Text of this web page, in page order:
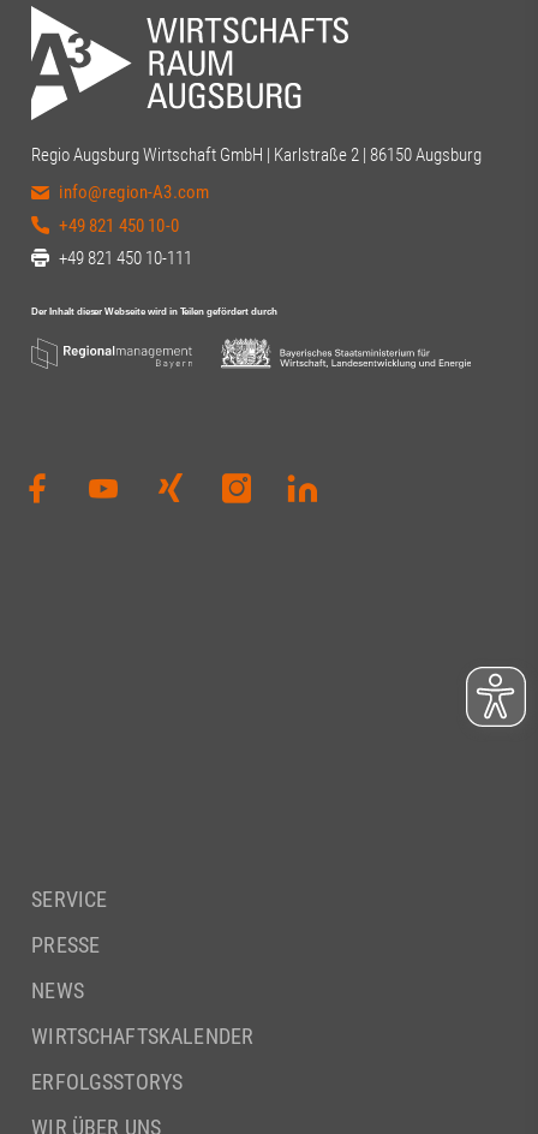
Regio Augsburg Wirtschaft GmbH | Karlstraße 2 | 86150 Augsburg
info@region-A3.com
+49 821 450 10-0
+49 821 450 10-111
SERVICE
PRESSE
NEWS
WIRTSCHAFTSKALENDER
ERFOLGSSTORYS
WIR ÜBER UNS